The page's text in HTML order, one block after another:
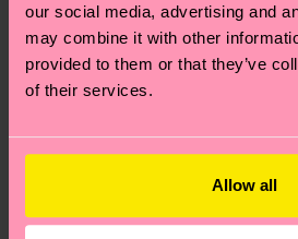
our social media, advertising and
may combine it with other
provided to them or that they’ve
of their services.
Allow all